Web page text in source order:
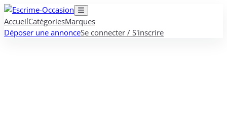
AccueilCatégoriesMarques
Déposer une annonceSe connecter / S'inscrire